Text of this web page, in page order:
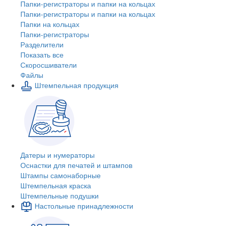
Папки-регистраторы и папки на кольцах
Папки-регистраторы и папки на кольцах
Папки на кольцах
Папки-регистраторы
Разделители
Показать все
Скоросшиватели
Файлы
Штемпельная продукция
Датеры и нумераторы
Оснастки для печатей и штампов
Штампы самонаборные
Штемпельная краска
Штемпельные подушки
Настольные принадлежности